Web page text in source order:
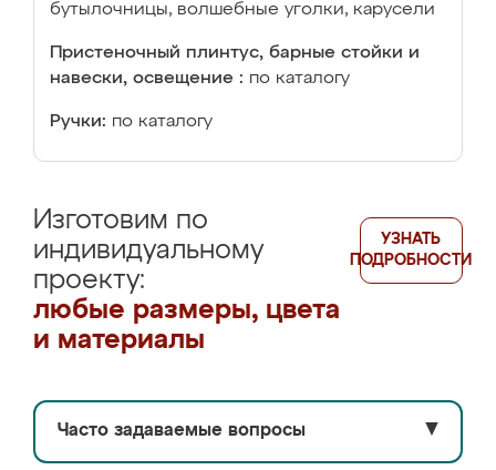
бутылочницы, волшебные уголки, карусели
Пристеночный плинтус, барные стойки и
навески, освещение : по каталогу
Ручки: по каталогу
Изготовим по
индивидуальному
проекту:
любые размеры, цвета
и материалы
УЗНАТЬ
ПОДРОБНОСТИ
Часто задаваемые вопросы ▼